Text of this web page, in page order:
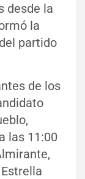
desde la
la
partido
de los
las 11:00